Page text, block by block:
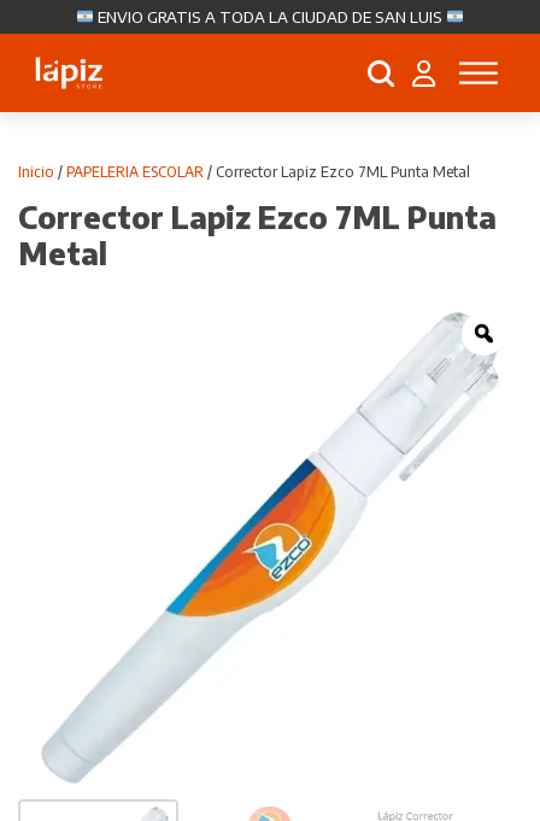
ENVIO GRATIS A TODA LA CIUDAD DE SAN LUIS
Búsqueda
Inicio / PAPELERIA ESCOLAR / Corrector Lapiz Ezco 7ML Punta Metal
Corrector Lapiz Ezco 7ML Punta
Metal